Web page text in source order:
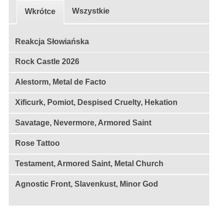
Wkrótce Wszystkie
Reakcja Słowiańska
Rock Castle 2026
Alestorm, Metal de Facto
Xificurk, Pomiot, Despised Cruelty, Hekation
Savatage, Nevermore, Armored Saint
Rose Tattoo
Testament, Armored Saint, Metal Church
Agnostic Front, Slavenkust, Minor God